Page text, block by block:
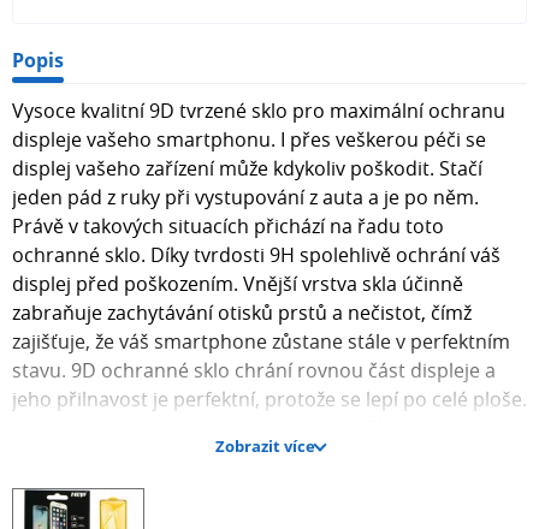
Popis
Vysoce kvalitní 9D tvrzené sklo pro maximální ochranu
displeje vašeho smartphonu. I přes veškerou péči se
displej vašeho zařízení může kdykoliv poškodit. Stačí
jeden pád z ruky při vystupování z auta a je po něm.
Právě v takových situacích přichází na řadu toto
ochranné sklo. Díky tvrdosti 9H spolehlivě ochrání váš
displej před poškozením. Vnější vrstva skla účinně
zabraňuje zachytávání otisků prstů a nečistot, čímž
zajišťuje, že váš smartphone zůstane stále v perfektním
stavu. 9D ochranné sklo chrání rovnou část displeje a
jeho přilnavost je perfektní, protože se lepí po celé ploše.
poskytuje tak optimální ochranu právě tam, kde je to
nejvíce potřeba. Návod na nalepení skla Aplikace
ochranného skla je rychlá a snadná. Nejprve displej
Zobrazit více